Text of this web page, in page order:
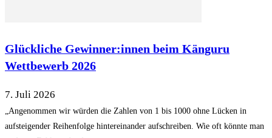
Glückliche Gewinner:innen beim Känguru
Wettbewerb 2026
7. Juli 2026
„Angenommen wir würden die Zahlen von 1 bis 1000 ohne Lücken in
aufsteigender Reihenfolge hintereinander aufschreiben. Wie oft könnte man